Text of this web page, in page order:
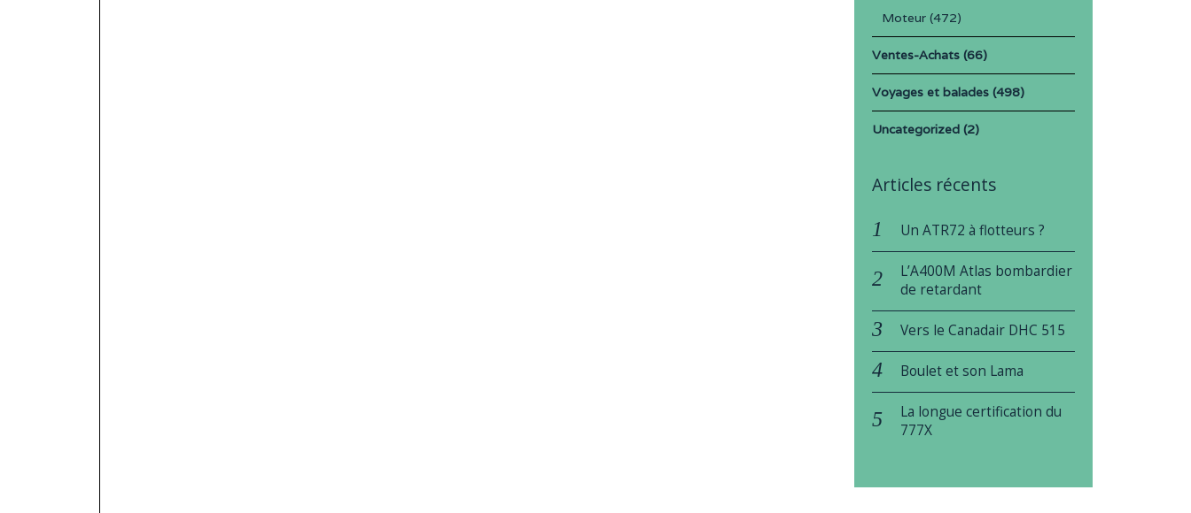
Moteur(472)
Ventes-Achats(66)
Voyages et balades(498)
Uncategorized(2)
Articles récents
Un ATR72 à flotteurs ?
L’A400M Atlas bombardier
de retardant
Vers le Canadair DHC 515
Boulet et son Lama
La longue certification du
777X